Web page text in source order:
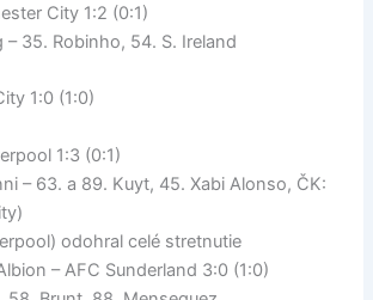
City 1:2 (0:1)
– 35. Robinho, 54. S. Ireland
1:0 (1:0)
1:3 (0:1)
– 63. a 89. Kuyt, 45. Xabi Alonso, ČK:
odohral celé stretnutie
– AFC Sunderland 3:0 (1:0)